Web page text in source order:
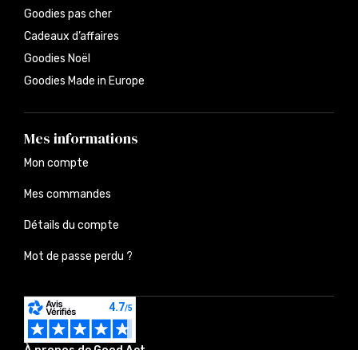
Goodies pas cher
Cadeaux d’affaires
Goodies Noël
Goodies Made in Europe
Mes informations
Mon compte
Mes commandes
Détails du compte
Mot de passe perdu ?